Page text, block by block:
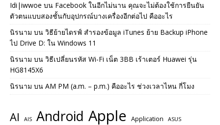
Idi|iwwoe บน Facebook ในอีกไม่นาน คุณจะไม่ต้องใช้การยืนยัน
ตัวตนแบบสองชั้นกับอุปกรณ์บางเครื่องอีกต่อไป คืออะไร
นิรนาม บน วิธีย้ายไดรฟ์ สำรองข้อมูล iTunes ย้าย Backup iPhone
ไป Drive D: ใน Windows 11
นิรนาม บน วิธีเปลี่ยนรหัส Wi-Fi เน็ต 3BB เร้าเตอร์ Huawei รุ่น
HG8145X6
นิรนาม บน AM PM (a.m. – p.m.) คืออะไร ช่วงเวลาไหน กี่โมง
AI AIS Android Apple Application ASUS